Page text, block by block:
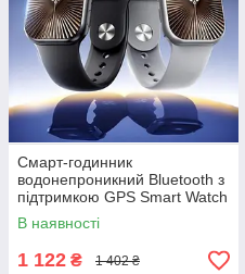
Смарт-годинник
водонепроникний Bluetooth з
підтримкою GPS Smart Watch
Remax WATCH28 Integrated
Zinc Alloy 42mm
В наявності
1 122 ₴ 1 402 ₴